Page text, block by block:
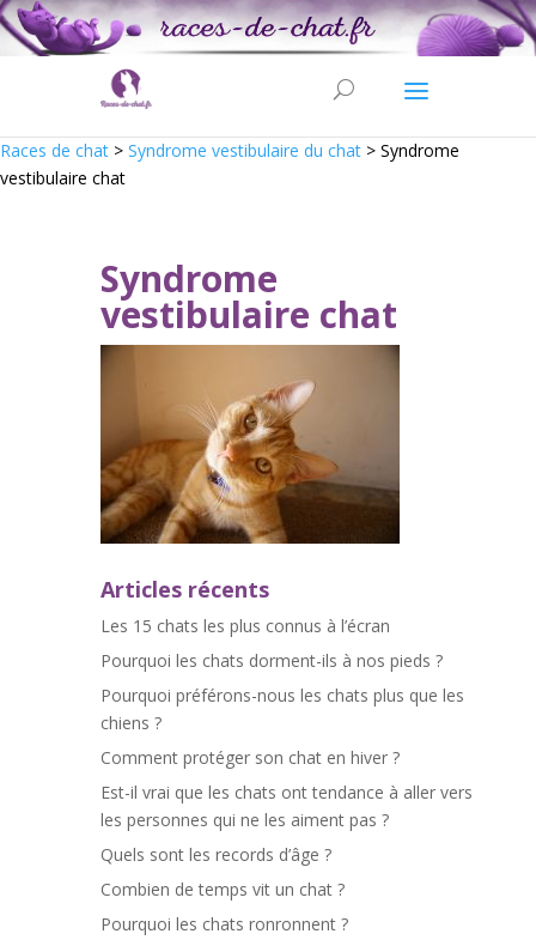
Races de chat > Syndrome vestibulaire du chat > Syndrome
vestibulaire chat
Syndrome
vestibulaire chat
Articles récents
Les 15 chats les plus connus à l’écran
Pourquoi les chats dorment-ils à nos pieds ?
Pourquoi préférons-nous les chats plus que les
chiens ?
Comment protéger son chat en hiver ?
Est-il vrai que les chats ont tendance à aller vers
les personnes qui ne les aiment pas ?
Quels sont les records d’âge ?
Combien de temps vit un chat ?
Pourquoi les chats ronronnent ?